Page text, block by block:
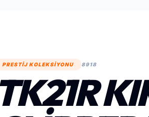
PRESTİJ KOLEKSİYONU 8918
TK21R